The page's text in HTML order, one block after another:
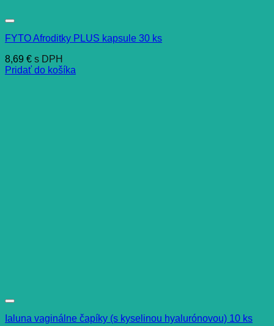
FYTO Afroditky PLUS kapsule 30 ks
8,69 € s DPH
Pridať do košíka
Ialuna vaginálne čapíky (s kyselinou hyalurónovou) 10 ks